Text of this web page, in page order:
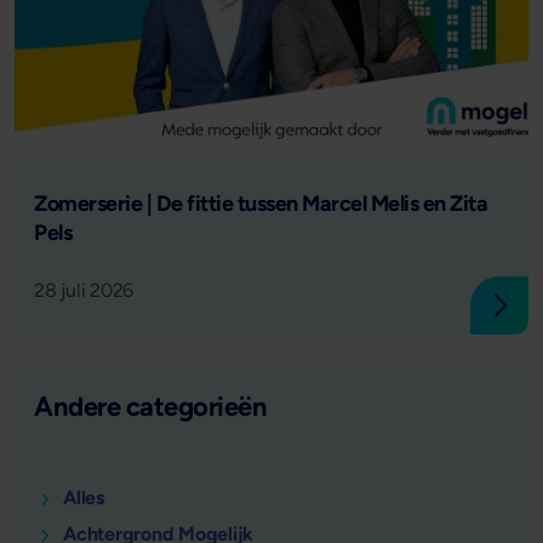
Lees verder
Zomerserie | De fittie tussen Marcel Melis en Zita
Pels
28 juli 2026
Andere categorieën
Alles
Achtergrond Mogelijk